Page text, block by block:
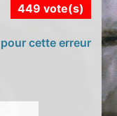
449 vote(s)
cette erreur